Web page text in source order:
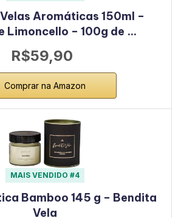
Aromáticas 150ml –
Limoncello – 100g de …
R$59,90
Comprar na Amazon
MAIS VENDIDO #4
Bamboo 145 g – Bendita
Vela